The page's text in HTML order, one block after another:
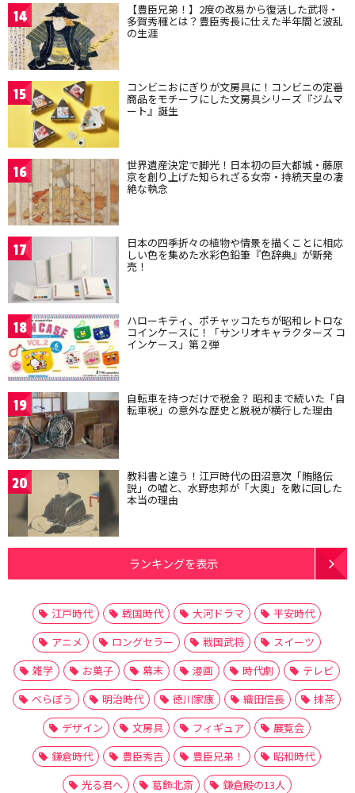
14 【豊臣兄弟！】2度の改易から復活した武将・
多賀秀種とは？豊臣秀長に仕えた半年間と波乱
の生涯
15 コンビニおにぎりが文房具に！コンビニの定番
商品をモチーフにした文房具シリーズ『ジムマ
ート』誕生
16 世界遺産決定で脚光！日本初の巨大都城・藤原
京を創り上げた知られざる女帝・持統天皇の凄
絶な執念
17 日本の四季折々の植物や情景を描くことに相応
しい色を集めた水彩色鉛筆『色辞典』が新発
売！
18 ハローキティ、ポチャッコたちが昭和レトロな
コインケースに！「サンリオキャラクターズ コ
インケース」第２弾
19 自転車を持つだけで税金？ 昭和まで続いた「自
転車税」の意外な歴史と脱税が横行した理由
20 教科書と違う！江戸時代の田沼意次「賄賂伝
説」の嘘と、水野忠邦が「大奥」を敵に回した
本当の理由
ランキングを表示
江戸時代 戦国時代 大河ドラマ
平安時代
アニメ
ロングセラー 戦国武将
スイーツ
雑学
お菓子 幕末 漫画 時代劇
テレビ
べらぼう
明治時代 徳川家康 織田信長
抹茶
デザイン
文房具 フィギュア
展覧会
鎌倉時代
豊臣秀吉 豊臣兄弟！
昭和時代
光る君へ
葛飾北斎 鎌倉殿の13人